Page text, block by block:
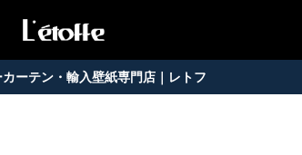
ーテン・輸入壁紙専門店｜レトフ